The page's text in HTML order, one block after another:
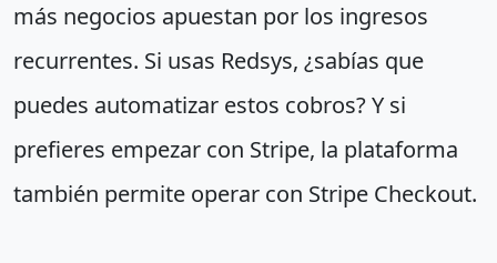
más negocios apuestan por los ingresos
recurrentes. Si usas Redsys, ¿sabías que
puedes automatizar estos cobros? Y si
prefieres empezar con Stripe, la plataforma
también permite operar con Stripe Checkout.